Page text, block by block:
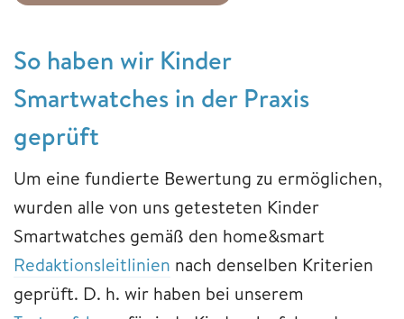
So haben wir Kinder
Smartwatches in der Praxis
geprüft
Um eine fundierte Bewertung zu ermöglichen,
wurden alle von uns getesteten Kinder
Smartwatches gemäß den home&smart
Redaktionsleitlinien nach denselben Kriterien
geprüft. D. h. wir haben bei unserem